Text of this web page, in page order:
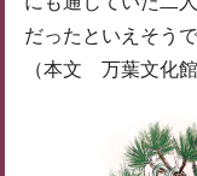
だったといえそうで
（本文 万葉文化